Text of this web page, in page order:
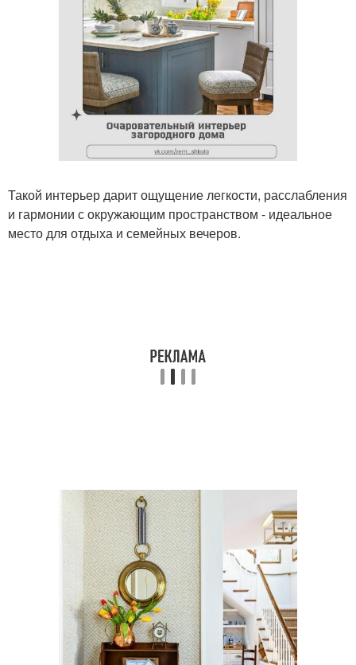
Такой интерьер дарит ощущение легкости, расслабления
и гармонии с окружающим пространством - идеальное
место для отдыха и семейных вечеров.